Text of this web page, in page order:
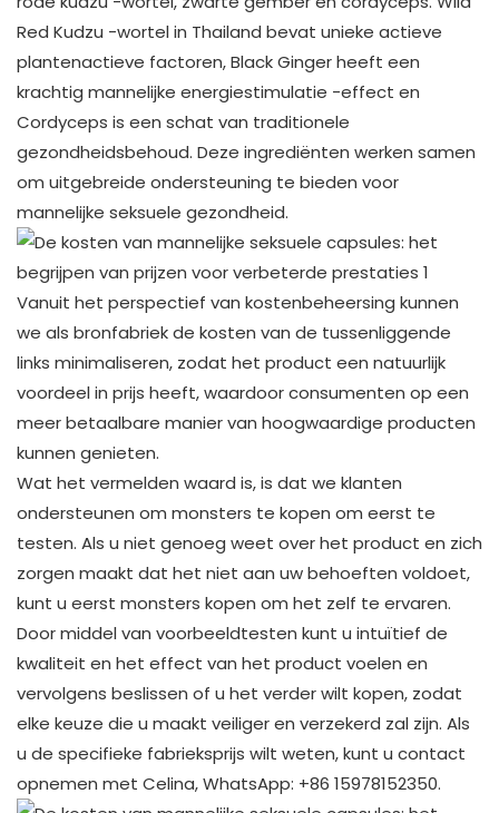
Red Kudzu -wortel in Thailand bevat unieke actieve
plantenactieve factoren, Black Ginger heeft een
krachtig mannelijke energiestimulatie -effect en
Cordyceps is een schat van traditionele
gezondheidsbehoud. Deze ingrediënten werken samen
om uitgebreide ondersteuning te bieden voor
mannelijke seksuele gezondheid. ​
Vanuit het perspectief van kostenbeheersing kunnen
we als bronfabriek de kosten van de tussenliggende
links minimaliseren, zodat het product een natuurlijk
voordeel in prijs heeft, waardoor consumenten op een
meer betaalbare manier van hoogwaardige producten
kunnen genieten.
Wat het vermelden waard is, is dat we klanten
ondersteunen om monsters te kopen om eerst te
testen. Als u niet genoeg weet over het product en zich
zorgen maakt dat het niet aan uw behoeften voldoet,
kunt u eerst monsters kopen om het zelf te ervaren.
Door middel van voorbeeldtesten kunt u intuïtief de
kwaliteit en het effect van het product voelen en
vervolgens beslissen of u het verder wilt kopen, zodat
elke keuze die u maakt veiliger en verzekerd zal zijn. Als
u de specifieke fabrieksprijs wilt weten, kunt u contact
opnemen met Celina, WhatsApp: +86 15978152350. ​